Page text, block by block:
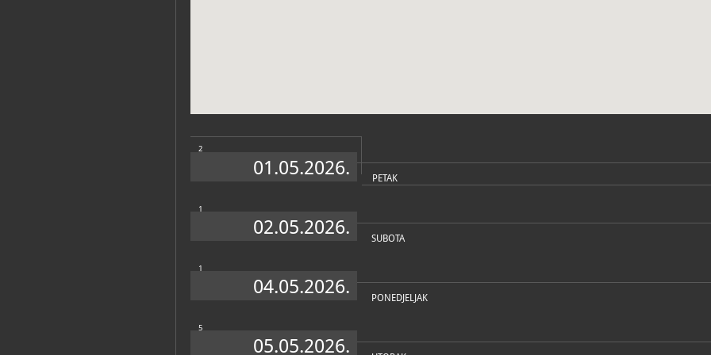
2
01.05.2026. PETAK
1
02.05.2026. SUBOTA
1
04.05.2026. PONEDJELJAK
5
05.05.2026.